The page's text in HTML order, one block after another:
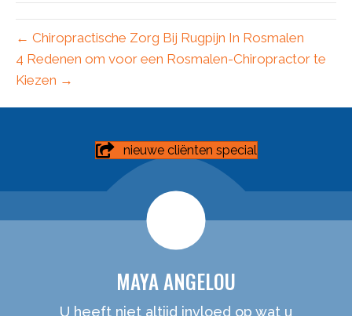
← Chiropractische Zorg Bij Rugpijn In Rosmalen
4 Redenen om voor een Rosmalen-Chiropractor te
Kiezen →
nieuwe cliënten special
MAYA ANGELOU
U heeft niet altijd invloed op wat u